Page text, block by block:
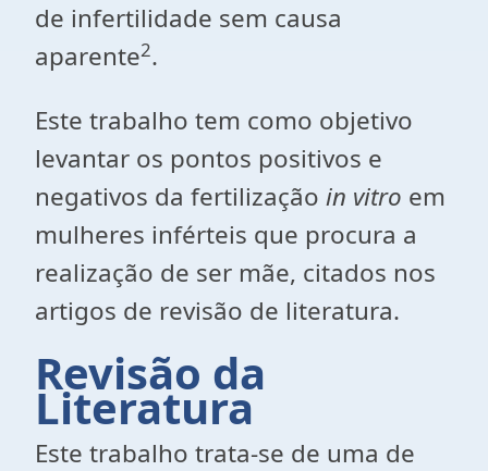
de infertilidade sem causa
aparente2.
Este trabalho tem como objetivo
levantar os pontos positivos e
negativos da fertilização in vitro em
mulheres inférteis que procura a
realização de ser mãe, citados nos
artigos de revisão de literatura.
Revisão da
Literatura
Este trabalho trata-se de uma de